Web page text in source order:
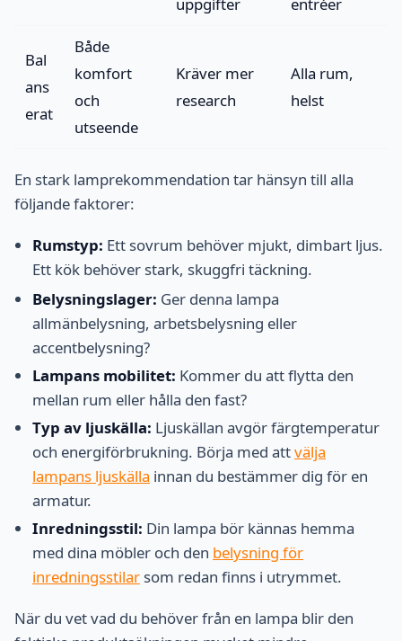
uppgifter entréer
Bal
ans
erat
Både
komfort
och
utseende
Kräver mer
research
Alla rum,
helst
En stark lamprekommendation tar hänsyn till alla
följande faktorer:
Rumstyp: Ett sovrum behöver mjukt, dimbart ljus.
Ett kök behöver stark, skuggfri täckning.
Belysningslager: Ger denna lampa
allmänbelysning, arbetsbelysning eller
accentbelysning?
Lampans mobilitet: Kommer du att flytta den
mellan rum eller hålla den fast?
Typ av ljuskälla: Ljuskällan avgör färgtemperatur
och energiförbrukning. Börja med attvälja
lampans ljuskälla innan du bestämmer dig för en
armatur.
Inredningsstil: Din lampa bör kännas hemma
med dina möbler och den belysning för
inredningsstilar som redan finns i utrymmet.
När du vet vad du behöver från en lampa blir den